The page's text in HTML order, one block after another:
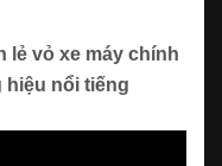
lẻ vỏ xe máy chính
hiệu nổi tiếng